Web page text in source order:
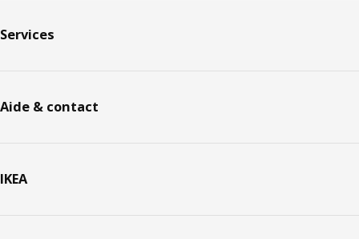
Services
Aide & contact
IKEA